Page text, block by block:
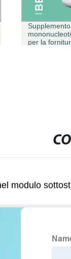
per la
modulo